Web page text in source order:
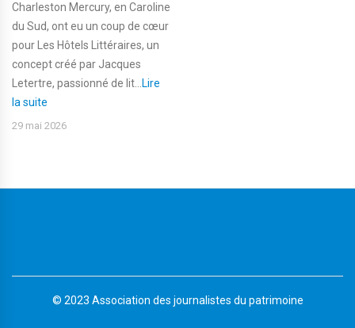
Charleston Mercury, en Caroline
du Sud, ont eu un coup de cœur
pour Les Hôtels Littéraires, un
concept créé par Jacques
Letertre, passionné de lit...Lire
la suite
29 mai 2026
© 2023 Association des journalistes du patrimoine